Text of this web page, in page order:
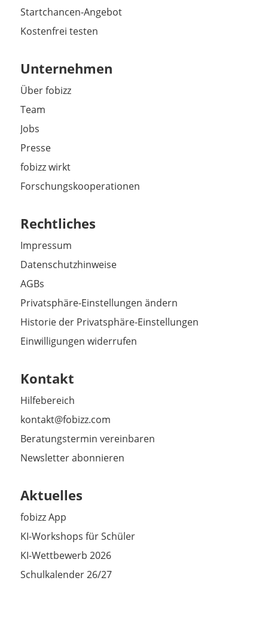
Startchancen-Angebot
Kostenfrei testen
Unternehmen
Über fobizz
Team
Jobs
Presse
fobizz wirkt
Forschungskooperationen
Rechtliches
Impressum
Datenschutzhinweise
AGBs
Privatsphäre-Einstellungen ändern
Historie der Privatsphäre-Einstellungen
Einwilligungen widerrufen
Kontakt
Hilfebereich
kontakt@fobizz.com
Beratungstermin vereinbaren
Newsletter abonnieren
Aktuelles
fobizz App
KI-Workshops für Schüler
KI-Wettbewerb 2026
Schulkalender 26/27